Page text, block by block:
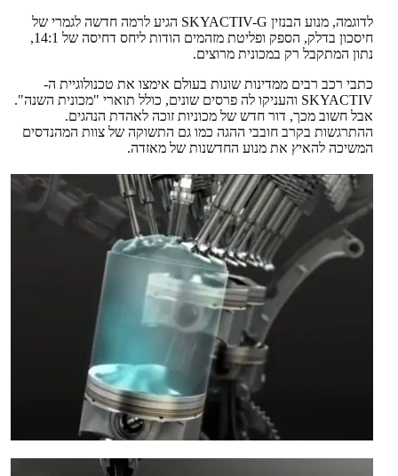
לדוגמה, מנוע הבנזין SKYACTIV-G הגיע לרמה חדשה לגמרי של
חיסכון בדלק, הספק ופליטת מזהמים הודות ליחס דחיסה של 14:1,
נתון המתקבל רק במכונית מרוצים.
כתבי רכב רבים ממדינות שונות בעולם אימצו את טכנולוגיית ה-
SKYACTIV והעניקו לה פרסים שונים, כולל תוארי "מכונית השנה".
אבל חשוב מכך, דור חדש של מכוניות זוכה לאהדת הנהגים.
ההתרגשות בקרב חובבי ההגה כמו גם התשוקה של צוות המהנדסים
המשיכה להאיץ את מנוע החדשנות של מאזדה.